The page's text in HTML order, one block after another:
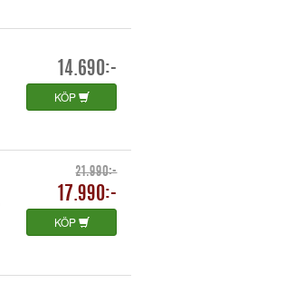
14.690:-
KÖP
21.990:-
17.990:-
KÖP